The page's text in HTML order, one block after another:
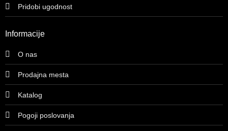
Pridobi ugodnost
Informacije
O nas
Prodajna mesta
Katalog
Pogoji poslovanja